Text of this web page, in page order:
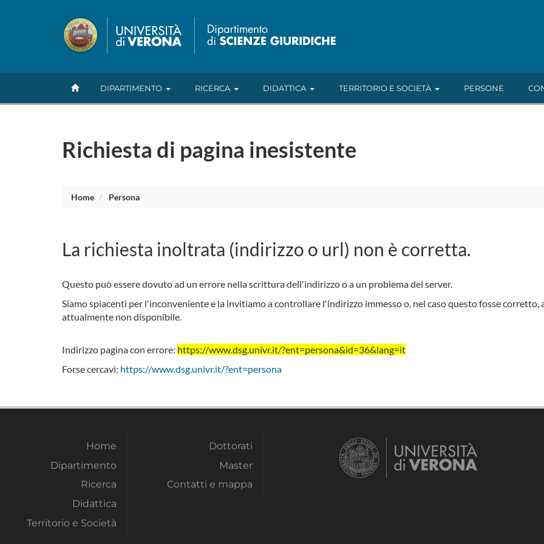
DIPARTIMENTO RICERCA DIDATTICA TERRITORIO E SOCIETÀ PERSONE
Richiesta di pagina inesistente
Home Persona
La richiesta inoltrata (indirizzo o url) non è corretta.
Questo può essere dovuto ad un errore nella scrittura dell'indirizzo o a un problema del server.
Siamo spiacenti per l'inconveniente e la invitiamo a controllare l'indirizzo immesso o, nel caso questo fosse
attualmente non disponibile.
Indirizzo pagina con errore: https://www.dsg.univr.it/?ent=persona&id=36&lang=it
Forse cercavi: https://www.dsg.univr.it/?ent=persona
Home
Dipartimento
Ricerca
Didattica
Territorio e Società
Dottorati
Master
Contatti e mappa